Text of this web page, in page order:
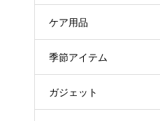
ケア用品
季節アイテム
ガジェット